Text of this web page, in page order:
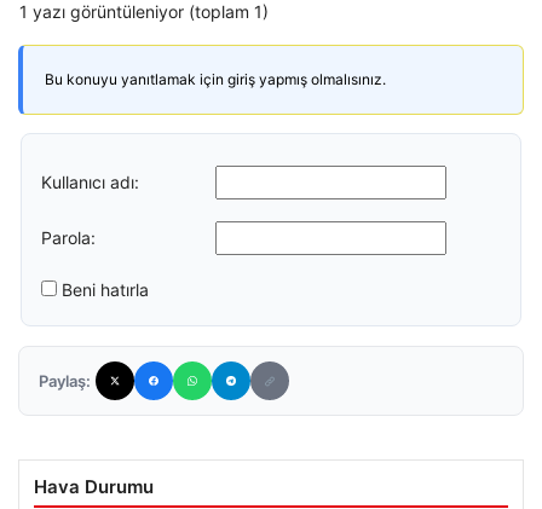
1 yazı görüntüleniyor (toplam 1)
Bu konuyu yanıtlamak için giriş yapmış olmalısınız.
Kullanıcı adı:
Parola:
Beni hatırla
Paylaş:
Hava Durumu